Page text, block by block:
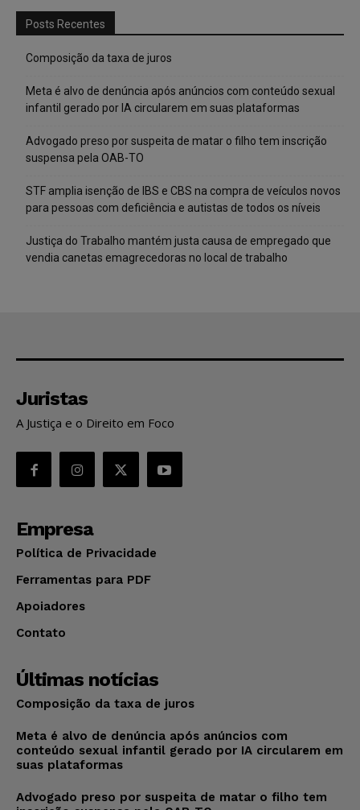
Posts Recentes
Composição da taxa de juros
Meta é alvo de denúncia após anúncios com conteúdo sexual
infantil gerado por IA circularem em suas plataformas
Advogado preso por suspeita de matar o filho tem inscrição
suspensa pela OAB-TO
STF amplia isenção de IBS e CBS na compra de veículos novos
para pessoas com deficiência e autistas de todos os níveis
Justiça do Trabalho mantém justa causa de empregado que
vendia canetas emagrecedoras no local de trabalho
Juristas
A Justiça e o Direito em Foco
Empresa
Política de Privacidade
Ferramentas para PDF
Apoiadores
Contato
Últimas notícias
Composição da taxa de juros
Meta é alvo de denúncia após anúncios com
conteúdo sexual infantil gerado por IA circularem em
suas plataformas
Advogado preso por suspeita de matar o filho tem